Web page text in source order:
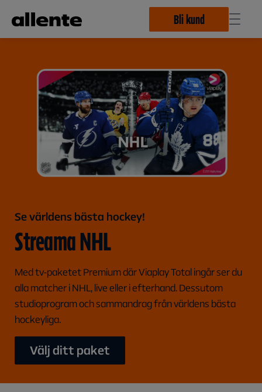
Bli kund
Se världens bästa hockey!
Streama NHL
Med tv-paketet Premium där Viaplay Total ingår ser du
alla matcher i NHL, live eller i efterhand. Dessutom
studioprogram och sammandrag från världens bästa
hockeyliga.
Välj ditt paket